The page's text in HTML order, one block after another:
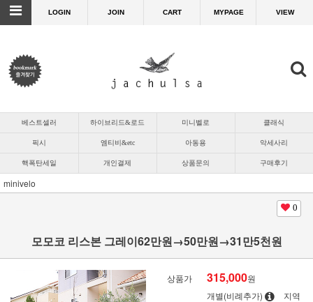
LOGIN JOIN CART MYPAGE VIEW
베스트셀러 하이브리드&로드 미니벨로 클래식
픽시 엠티비&etc 아동용 악세사리
핵폭탄세일 개인결제 상품문의 구매후기
minivelo
0
모모코 리스본 그레이62만원→50만원→31만5천원
상품가 315,000원
개별(비례추가)
지역